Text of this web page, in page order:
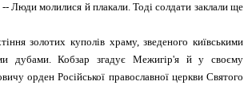
Люди молилися й плакали. Тоді солдати заклали ще
золотих куполів храму, зведеного київськими
дубами. Кобзар згадує Межигір'я й у своєму
орден Російської православної церкви Святого